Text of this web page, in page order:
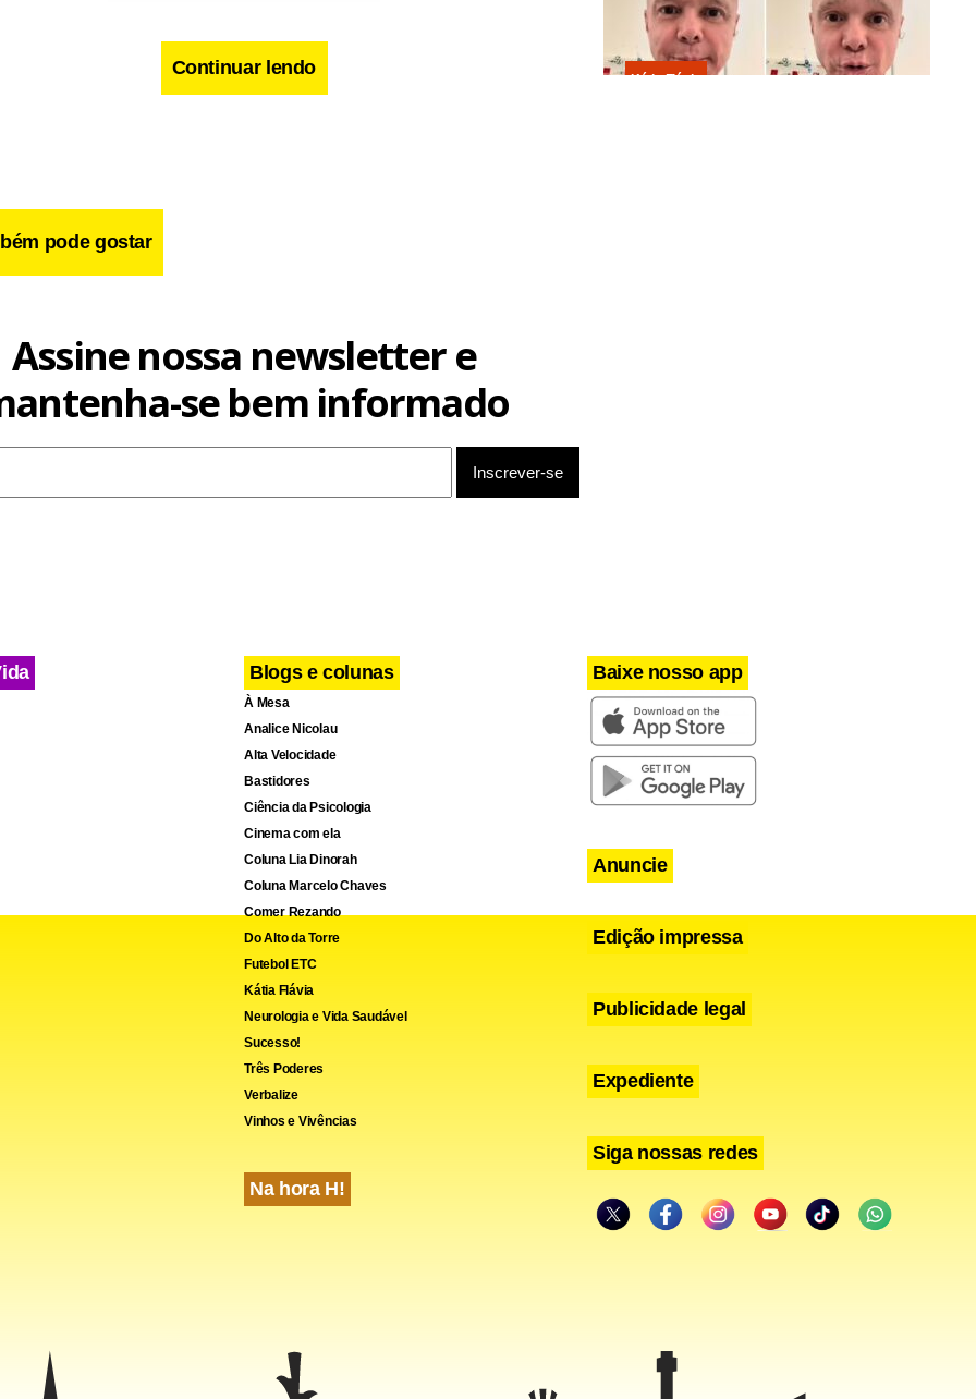
LinkedIn
Twitter
X
Continuar lendo
pode gostar
Kátia Flávia
Assine nossa newsletter e
se bem informado
Blogs e colunas
À Mesa
Analice Nicolau
Alta Velocidade
Bastidores
Ciência da Psicologia
Cinema com ela
Coluna Lia Dinorah
Coluna Marcelo Chaves
Comer Rezando
Do Alto da Torre
Futebol ETC
Kátia Flávia
Neurologia e Vida Saudável
Sucesso!
Três Poderes
Verbalize
Vinhos e Vivências
Na hora H!
Baixe nosso app
Anuncie
Edição impressa
Publicidade legal
Expediente
Siga nossas redes